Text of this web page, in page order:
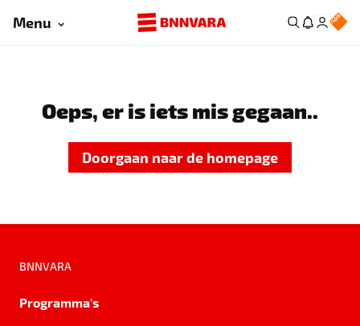
Menu
Oeps, er is iets mis gegaan..
Doorgaan naar de homepage
BNNVARA
Programma's